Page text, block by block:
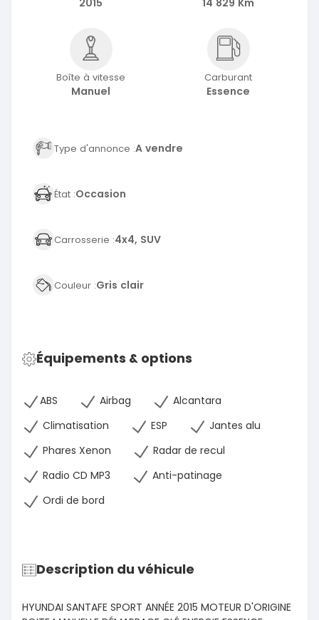
2015 14 829 Km
Boîte à vitesse
Manuel
Carburant
Essence
Type d'annonce :A vendre
État :Occasion
Carrosserie :4x4, SUV
Couleur :Gris clair
Équipements & options
ABS Airbag
Alcantara
Climatisation
ESP
Jantes alu
Phares Xenon
Radar de recul
Radio CD MP3
Anti-patinage
Ordi de bord
Description du véhicule
HYUNDAI SANTAFE SPORT ANNÉE 2015 MOTEUR D'ORIGINE